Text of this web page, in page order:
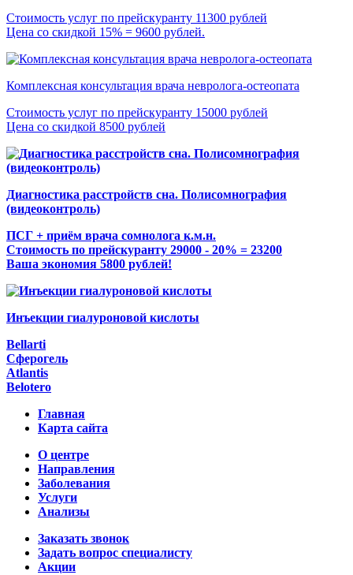
Стоимость услуг по прейскуранту 11300 рублей
Цена со скидкой 15% = 9600 рублей.
Комплексная консультация врача невролога-остеопата
Стоимость услуг по прейскуранту 15000 рублей
Цена со скидкой 8500 рублей
Диагностика расстройств сна. Полисомнография
(видеоконтроль)
ПСГ + приём врача сомнолога к.м.н.
Стоимость по прейскуранту 29000 - 20% = 23200
Ваша экономия 5800 рублей!
Инъекции гиалуроновой кислоты
Bellarti
Сферогель
Atlantis
Belotero
Главная
Карта сайта
О центре
Направления
Заболевания
Услуги
Анализы
Заказать звонок
Задать вопрос специалисту
Акции